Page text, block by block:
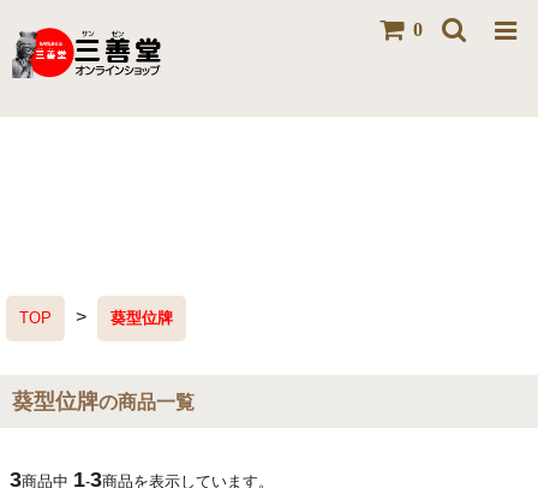
0
TOP > 葵型位牌
葵型位牌の商品一覧
3商品中 1-3商品を表示しています。